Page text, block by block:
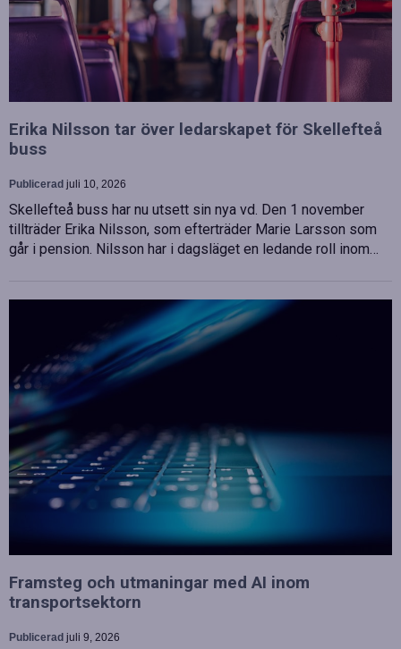
Erika Nilsson tar över ledarskapet för Skellefteå
buss
Publicerad juli 10, 2026
Skellefteå buss har nu utsett sin nya vd. Den 1 november
tillträder Erika Nilsson, som efterträder Marie Larsson som
går i pension. Nilsson har i dagsläget en ledande roll inom…
Framsteg och utmaningar med AI inom
transportsektorn
Publicerad juli 9, 2026